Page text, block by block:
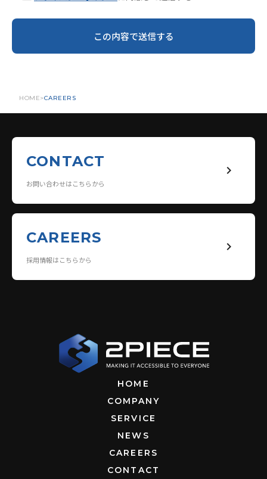
HOME CAREERS
CONTACT
お問い合わせはこちらから
keyboard_arrow_right
CAREERS
採用情報はこちらから
keyboard_arrow_right
HOME
COMPANY
SERVICE
NEWS
CAREERS
CONTACT